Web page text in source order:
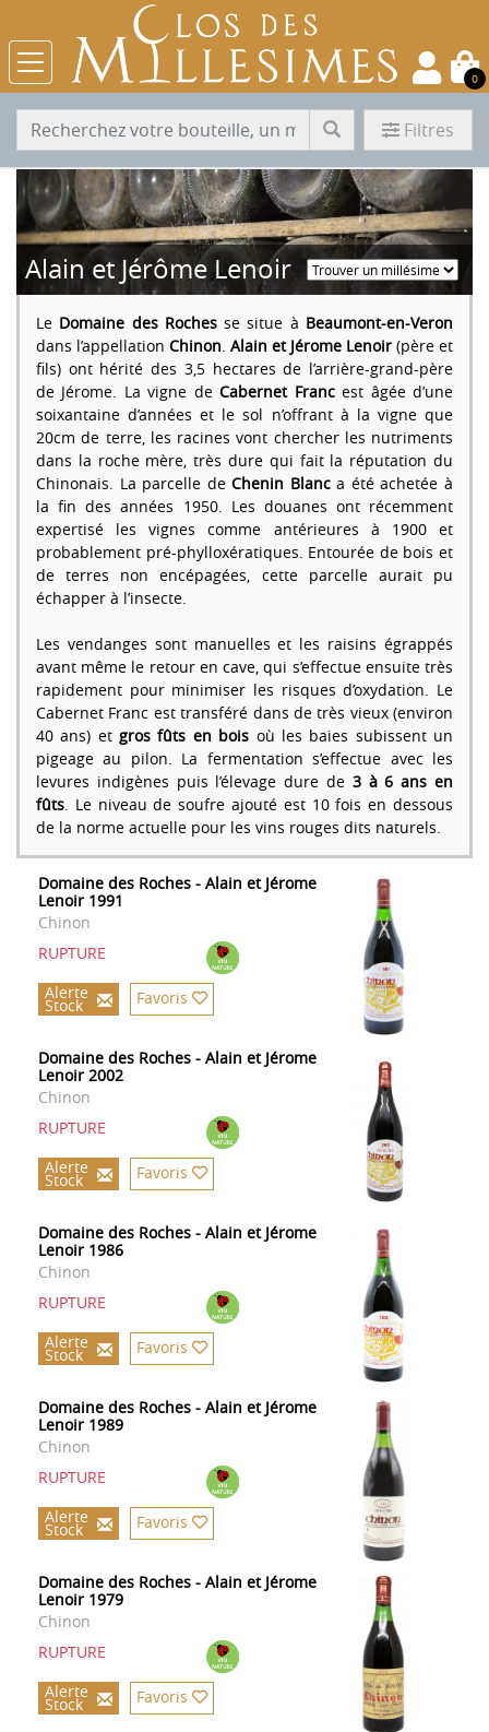
0
Filtres
Alain et Jérôme Lenoir
Le Domaine des Rochesse situe à Beaumont-en-Veron
dans l’appellation Chinon. Alain et Jérome Lenoir (père et
fils) ont hérité des 3,5 hectares de l’arrière-grand-père
de Jérome. La vigne deCabernet Francest âgée d’une
soixantaine d’années et le sol n’offrant à la vigne que
20cm de terre, les racines vont chercher les nutriments
dans la roche mère, très dure qui fait la réputation du
Chinonais. La parcelle deChenin Blanca été achetée à
la fin des années 1950. Les douanes ont récemment
expertisé les vignes comme antérieures à 1900 et
probablement pré-phylloxératiques. Entourée de bois et
de terres non encépagées, cette parcelle aurait pu
échapper à l’insecte.
Les vendanges sont manuelles et les raisins égrappés
avant même le retour en cave, qui s’effectue ensuite très
rapidement pour minimiser les risques d’oxydation. Le
Cabernet Franc est transféré dans de très vieux (environ
40 ans) etgros fûts en bois où les baies subissent un
pigeage au pilon. La fermentation s’effectue avec les
levures indigènes puis l’élevage dure de 3 à 6 ans en
fûts. Le niveau de soufre ajouté est 10 fois en dessous
de la norme actuelle pour les vins rouges dits naturels.
Domaine des Roches - Alain et Jérome
Lenoir 1991
Chinon
RUPTURE
Alerte
Stock Favoris
Domaine des Roches - Alain et Jérome
Lenoir 2002
Chinon
RUPTURE
Alerte
Stock Favoris
Domaine des Roches - Alain et Jérome
Lenoir 1986
Chinon
RUPTURE
Alerte
Stock Favoris
Domaine des Roches - Alain et Jérome
Lenoir 1989
Chinon
RUPTURE
Alerte
Stock Favoris
Domaine des Roches - Alain et Jérome
Lenoir 1979
Chinon
RUPTURE
Alerte
Stock Favoris